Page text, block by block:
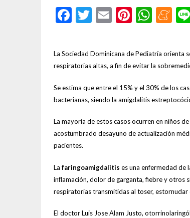
Facebook
Twitter
Email
La Sociedad Dominicana de Pediatría orienta
respiratorias altas, a fin de evitar la
Se estima que entre el 15% y el 30% de los
bacterianas, siendo la amigdalitis
La mayoría de estos casos ocurren en niños
acostumbrado desayuno de actualización
pacientes.
La faringoamigdalitis es una enfermedad de
inflamación, dolor de garganta, fiebre y otros
respiratorias transmitidas al toser,
El doctor Luis Jose Alam Justo,